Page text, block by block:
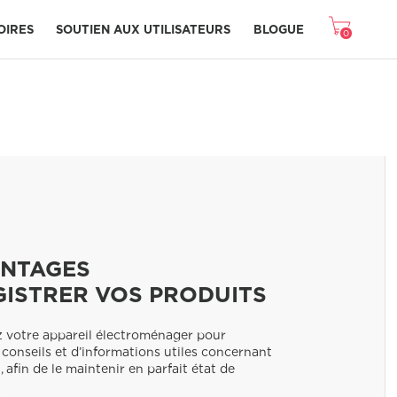
SOUTIEN AUX UTILISATEURS BLOGUE 0
VOS PRODUITS
votre appareil électroménager pour
et d’informations utiles concernant
afin de le maintenir en parfait état de